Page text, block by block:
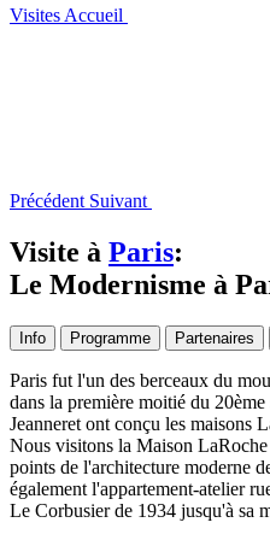
Visites Accueil
Précédent Suivant
Visite à Paris:
Le Modernisme à
Info Programme Partenaires
Paris fut l'un des berceaux du
dans la première moitié du
Jeanneret ont conçu les maisons
Nous visitons la Maison
points de l'architecture moderne
également l'appartement-atelier
Le Corbusier de 1934 jusqu'à sa